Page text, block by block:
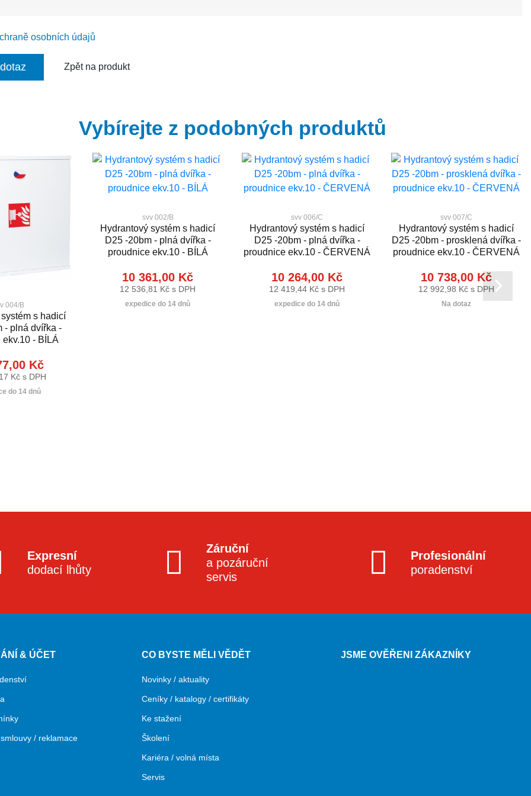
osobních údajů
Zpět na produkt
Vybírejte z podobných produktů
004/B
s hadicí
- plná dvířka -
- BÍLÁ
Kč
Kč s DPH
do 14 dnů
svv 002/B
Hydrantový systém s hadicí
D25 -20bm - plná dvířka -
proudnice ekv.10 - BÍLÁ
10 361,00 Kč
12 536,81 Kč s DPH
expedice do 14 dnů
svv 006/C
Hydrantový systém s hadicí
D25 -20bm - plná dvířka -
proudnice ekv.10 - ČERVENÁ
10 264,00 Kč
12 419,44 Kč s DPH
expedice do 14 dnů
svv 007/C
Hydrantový systém s hadicí
D25 -20bm - prosklená dvířka -
proudnice ekv.10 - ČERVENÁ
10 738,00 Kč
12 992,98 Kč s DPH
Na dotaz
Expresní
dodací lhůty
Záruční
a pozáruční
servis
Profesionální
poradenství
& ÚČET
/ reklamace
CO BYSTE MĚLI VĚDĚT
Novinky / aktuality
Ceníky / katalogy / certifikáty
Ke stažení
Školení
Kariéra / volná místa
Servis
JSME OVĚŘENI ZÁKAZNÍKY